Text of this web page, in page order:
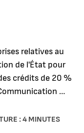
relatives au
de l'État pour
crédits de 20 %
…
: 4 MINUTES